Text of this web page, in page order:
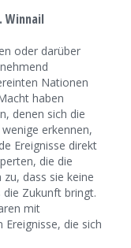
Winnail
oder darüber
Nationen
haben
denen sich die
erkennen,
Ereignisse direkt
die die
dass sie keine
Zukunft bringt.
mit
die sich